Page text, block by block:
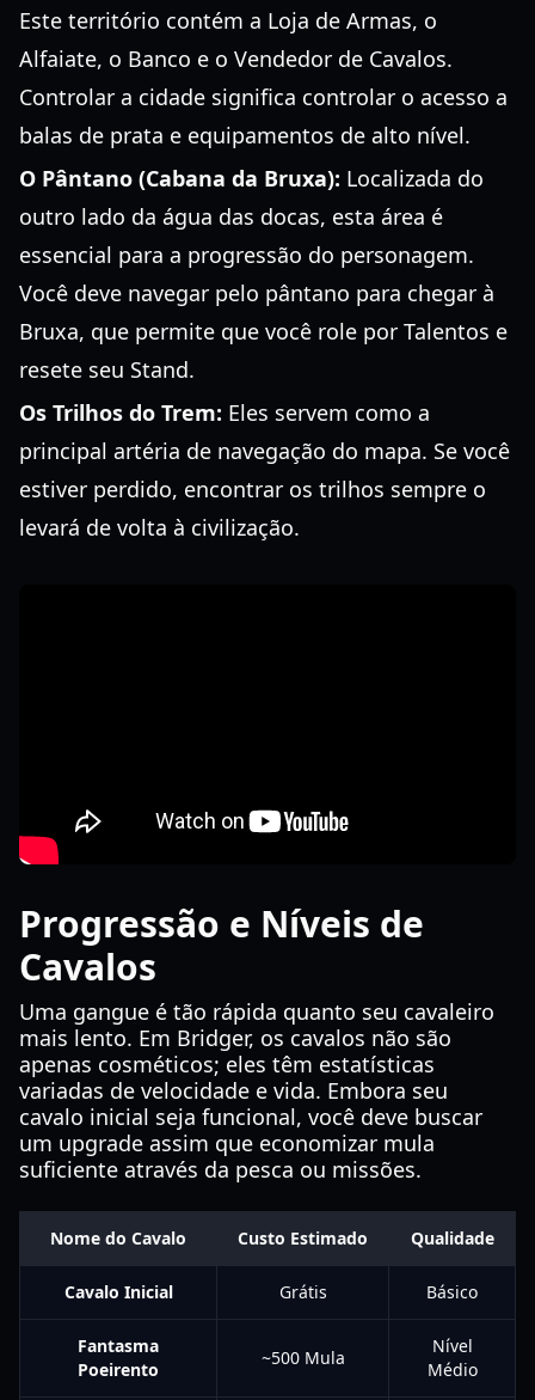
Este território contém a Loja de Armas, o
Alfaiate, o Banco e o Vendedor de Cavalos.
Controlar a cidade significa controlar o acesso a
balas de prata e equipamentos de alto nível.
O Pântano (Cabana da Bruxa): Localizada do
outro lado da água das docas, esta área é
essencial para a progressão do personagem.
Você deve navegar pelo pântano para chegar à
Bruxa, que permite que você role por Talentos e
resete seu Stand.
Os Trilhos do Trem: Eles servem como a
principal artéria de navegação do mapa. Se você
estiver perdido, encontrar os trilhos sempre o
levará de volta à civilização.
Progressão e Níveis de
Cavalos
Uma gangue é tão rápida quanto seu cavaleiro
mais lento. Em Bridger, os cavalos não são
apenas cosméticos; eles têm estatísticas
variadas de velocidade e vida. Embora seu
cavalo inicial seja funcional, você deve buscar
um upgrade assim que economizar mula
suficiente através da pesca ou missões.
Nome do Cavalo Custo Estimado Qualidade
Cavalo Inicial Grátis Básico
Fantasma
Poeirento
~500 Mula
Nível
Médio